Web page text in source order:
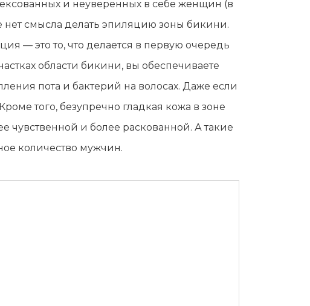
и неуверенных в себе женщин (в
нет смысла делать эпиляцию зоны бикини.
— это то, что делается в первую очередь
области бикини, вы обеспечиваете
пота и бактерий на волосах. Даже если
того, безупречно гладкая кожа в зоне
чувственной и более раскованной. А такие
количество мужчин.